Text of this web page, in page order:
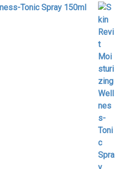
Tonic Spray 150ml